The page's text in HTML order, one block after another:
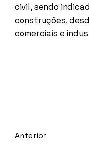
civil, sendo
construções,
comerciais e
Anterior